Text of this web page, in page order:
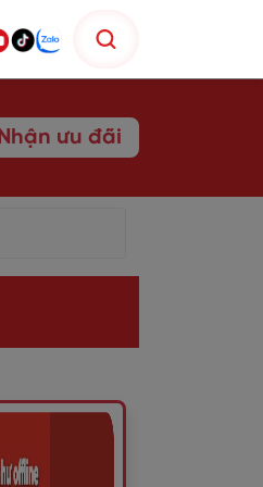
Nhận ưu đãi